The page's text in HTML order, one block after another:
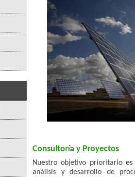
Consultoría y Proyectos
Nuestro objetivo prioritario
análisis y desarrollo de